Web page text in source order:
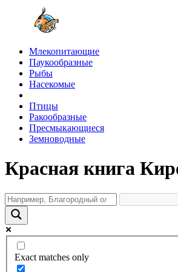
Млекопитающие
Паукообразные
Рыбы
Насекомые
Птицы
Ракообразные
Пресмыкающиеся
Земноводные
Красная книга
Exact matches only